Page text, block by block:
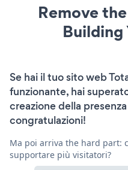
Remove
Building
Se hai il tuo sito web
funzionante, hai
creazione della
congratulazioni!
Ma poi arriva the hard part:
supportare più visitatori?